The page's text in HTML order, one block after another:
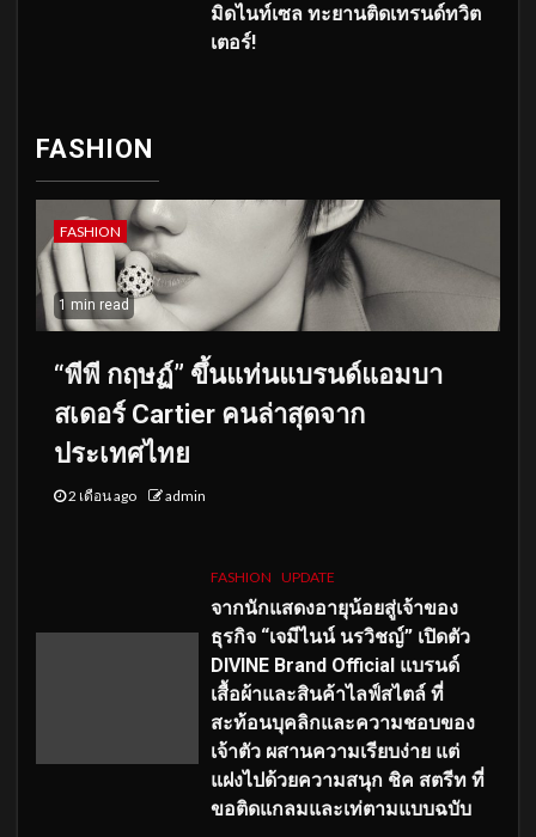
มิดไนท์เซล ทะยานติดเทรนด์ทวิต
เตอร์!
FASHION
FASHION
1 min read
“พีพี กฤษฏ์” ขึ้นแท่นแบรนด์แอมบา
สเดอร์ Cartier คนล่าสุดจาก
ประเทศไทย
2 เดือน ago admin
FASHION UPDATE
จากนักแสดงอายุน้อยสู่เจ้าของ
ธุรกิจ “เจมีไนน์ นรวิชญ์” เปิดตัว
DIVINE Brand Official แบรนด์
เสื้อผ้าและสินค้าไลฟ์สไตล์ ที่
สะท้อนบุคลิกและความชอบของ
เจ้าตัว ผสานความเรียบง่าย แต่
แฝงไปด้วยความสนุก ชิค สตรีท ที่
ขอติดแกลมและเท่ตามแบบฉบับ